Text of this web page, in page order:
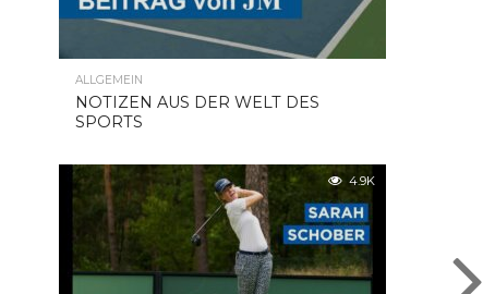
ALLGEMEIN
NOTIZEN AUS DER WELT DES
SPORTS
4.9K